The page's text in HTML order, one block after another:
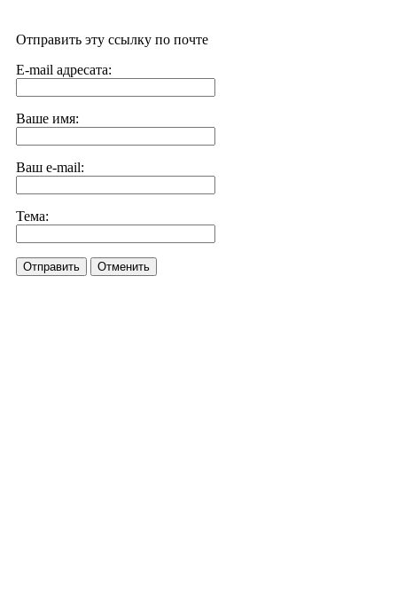
Отправить эту ссылку по почте
E-mail адресата:
Ваше имя:
Ваш e-mail:
Тема:
Отправить Отменить